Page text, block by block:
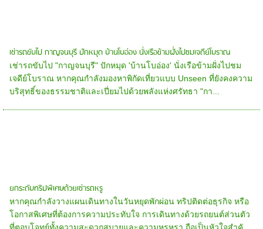
เช่ารถขับไป กาญจนบุรี ปักหมุด บ้านโบอ่อง นั่งเรือข้ามฝั่งไปชมเจดีย์โบราณ
เช่ารถขับไป "กาญจนบุรี" ปักหมุด 'บ้านโบอ่อง' นั่งเรือข้ามฝั่งไปชม
เจดีย์โบราณ หากคุณกำลังมองหาพิกัดเที่ยวแบบ Unseen ที่ยังคงความ
บริสุทธิ์ของธรรมชาติและเปี่ยมไปด้วยพลังแห่งศรัทธา "กา...
ยกระดับทริปพิเศษด้วยเช่ารถหรู
หากคุณกำลังวางแผนเดินทางในวันหยุดพักผ่อน ทริปติดต่อธุรกิจ หรือ
โอกาสพิเศษที่ต้องการความประทับใจ การเดินทางด้วยรถยนต์ส่วนตัว